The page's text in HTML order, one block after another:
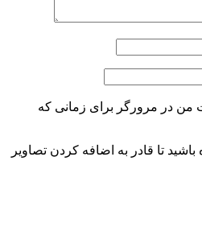
من در مرورگر برای زمانی که
تا قادر به اضافه کردن تصاویر